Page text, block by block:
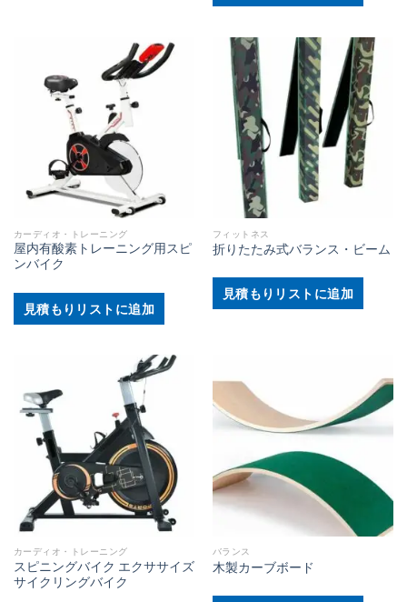
カーディオ・トレーニング
屋内有酸素トレーニング用スピ
ンバイク
見積もりリストに追加
フィットネス
折りたたみ式バランス・ビーム
見積もりリストに追加
カーディオ・トレーニング
スピニングバイク エクササイズ
サイクリングバイク
バランス
木製カーブボード